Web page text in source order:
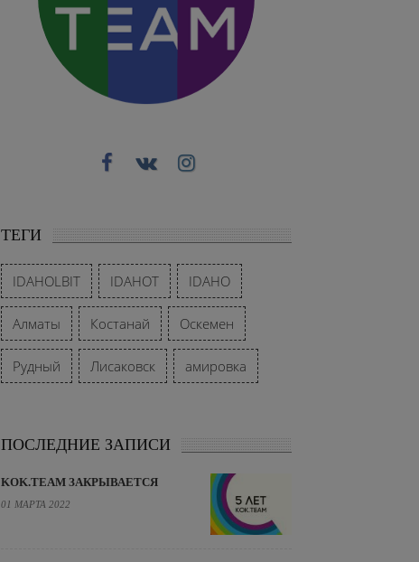
ТЕГИ
IDAHOLBIT IDAHOT IDAHO
Алматы Костанай Оскемен
Рудный Лисаковск амировка
ПОСЛЕДНИЕ ЗАПИСИ
KOK.TEAM ЗАКРЫВАЕТСЯ
01 МАРТА 2022